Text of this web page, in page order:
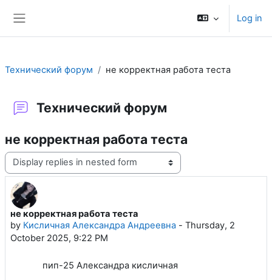
Log in
Технический форум не корректная работа теста
Технический форум
не корректная работа теста
Display mode
не корректная работа теста
by Кисличная Александра Андреевна - Thursday, 2
October 2025, 9:22 PM
Number of replies: 1
пип-25 Александра кисличная